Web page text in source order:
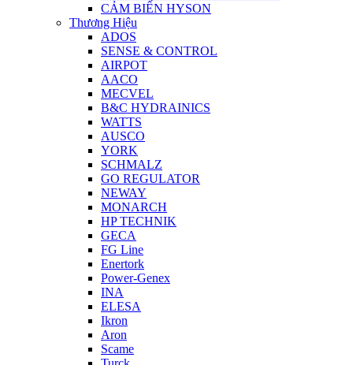
CẢM BIẾN HYSON
Thương Hiệu
ADOS
SENSE & CONTROL
AIRPOT
AACO
MECVEL
B&C HYDRAINICS
WATTS
AUSCO
YORK
SCHMALZ
GO REGULATOR
NEWAY
MONARCH
HP TECHNIK
GECA
FG Line
Enertork
Power-Genex
INA
ELESA
Ikron
Aron
Scame